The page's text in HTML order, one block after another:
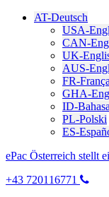
AT-Deutsch
USA-
CAN-
UK-
AUS-
FR-
GHA-
ID-
PL-Polski
ES-
ePac Österreich stellt
+43 720116771